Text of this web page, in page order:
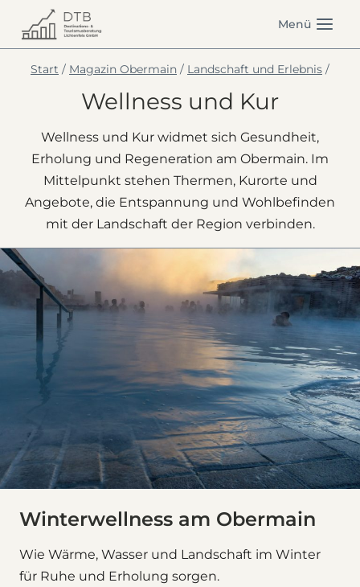
Inhalt
springen
Menü
Start / Magazin Obermain / Landschaft und Erlebnis /
Wellness und Kur
Wellness und Kur widmet sich Gesundheit,
Erholung und Regeneration am Obermain. Im
Mittelpunkt stehen Thermen, Kurorte und
Angebote, die Entspannung und Wohlbefinden
mit der Landschaft der Region verbinden.
Winterwellness am Obermain
Wie Wärme, Wasser und Landschaft im Winter
für Ruhe und Erholung sorgen.